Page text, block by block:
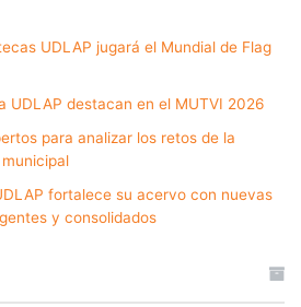
UDLAP jugará el Mundial de Flag
UDLAP destacan en el MUTVI 2026
para analizar los retos de la
fortalece su acervo con nuevas
y consolidados